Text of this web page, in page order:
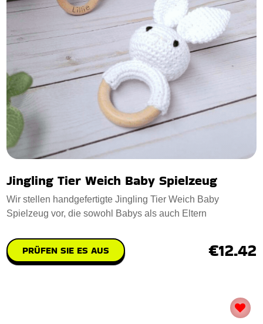
Jingling Tier Weich Baby Spielzeug
Wir stellen handgefertigte Jingling Tier Weich Baby
Spielzeug vor, die sowohl Babys als auch Eltern
PRÜFEN SIE ES AUS €12.42